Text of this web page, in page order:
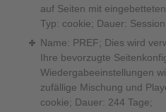
auf Seiten mit
Typ: cookie; Dauer:
Name: PREF; Dies wird
Ihre bevorzugte
Wiedergabeeinstellungen
zufällige Mischung und
cookie; Dauer: 244 Tage;